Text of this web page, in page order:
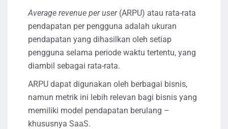
Average revenue per user(ARPU) atau rata-rata
pendapatan per pengguna adalah ukuran
pendapatan yang dihasilkan oleh setiap
pengguna selama periode waktu tertentu, yang
diambil sebagai rata-rata.
ARPU dapat digunakan oleh berbagai bisnis,
namun metrik ini lebih relevan bagi bisnis yang
memiliki model pendapatan berulang –
khususnya SaaS.